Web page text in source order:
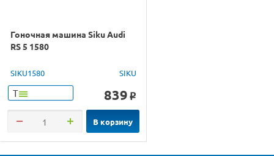
Гоночная машина Siku Audi
RS 5 1580
SIKU1580 SIKU
Т 839 o
В корзину